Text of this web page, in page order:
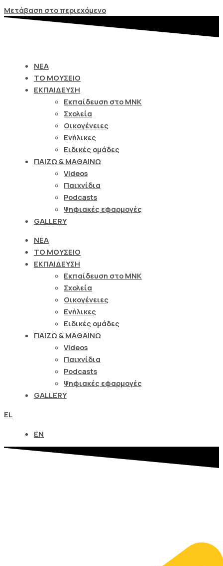
Σημείωση:
Αυτός
σύστημα
προσβασιμότητας.
Μετάβαση στο περιεχόμενο
ΝΕΑ
ΤΟ ΜΟΥΣΕΙΟ
ΕΚΠΑΙΔΕΥΣΗ
Εκπαίδευση στο ΜΝΚ
Σχολεία
Οικογένειες
Ενήλικες
Ειδικές ομάδες
ΠΑΙΖΩ & ΜΑΘΑΙΝΩ
Videos
Παιχνίδια
Podcasts
Ψηφιακές εφαρμογές
GALLERY
ΝΕΑ
ΤΟ ΜΟΥΣΕΙΟ
ΕΚΠΑΙΔΕΥΣΗ
Εκπαίδευση στο ΜΝΚ
Σχολεία
Οικογένειες
Ενήλικες
Ειδικές ομάδες
ΠΑΙΖΩ & ΜΑΘΑΙΝΩ
Videos
Παιχνίδια
Podcasts
Ψηφιακές εφαρμογές
GALLERY
EL
EN